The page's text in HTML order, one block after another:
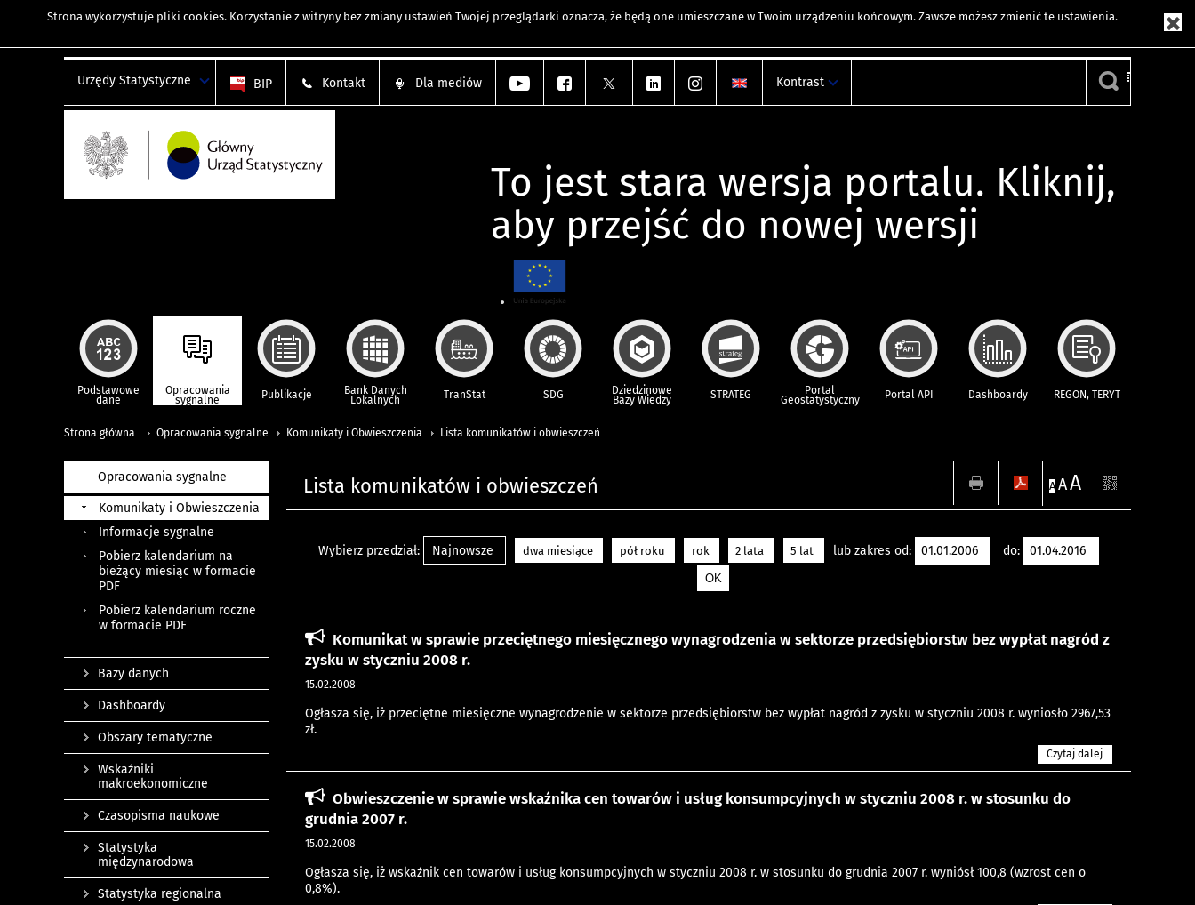
Strona wykorzystuje pliki cookies. Korzystanie z witryny bez zmiany ustawień Twojej przeglądarki oznacza, że będą one umieszczane w Twoim urządzeniu końcowym. Zawsze możesz zmienić te ustawienia.
Urzędy Statystyczne BIP Kontakt Dla mediów Kontrast
To jest stara wersja portalu. Kliknij,
aby przejść do nowej wersji
Podstawowe
dane
Opracowania
sygnalne Publikacje Bank Danych
Lokalnych TranStat SDG Dziedzinowe
Bazy Wiedzy STRATEG Portal
Geostatystyczny Portal API Dashboardy REGON, TERYT
Strona główna Opracowania sygnalne Komunikaty i Obwieszczenia Lista komunikatów i obwieszczeń
Lista komunikatów i obwieszczeń A AA
Wybierz przedział: Najnowsze dwa miesiące pół roku rok 2 lata 5 lat lub zakres od: do:
Komunikat w sprawie przeciętnego miesięcznego wynagrodzenia w sektorze przedsiębiorstw bez wypłat nagród z
zysku w styczniu 2008 r.
15.02.2008
Ogłasza się, iż przeciętne miesięczne wynagrodzenie w sektorze przedsiębiorstw bez wypłat nagród z zysku w styczniu 2008 r. wyniosło 2967,53
zł.
Czytaj dalej
Obwieszczenie w sprawie wskaźnika cen towarów i usług konsumpcyjnych w styczniu 2008 r. w stosunku do
grudnia 2007 r.
15.02.2008
Ogłasza się, iż wskaźnik cen towarów i usług konsumpcyjnych w styczniu 2008 r. w stosunku do grudnia 2007 r. wyniósł 100,8 (wzrost cen o
0,8%).
Opracowania sygnalne
Komunikaty i Obwieszczenia
Informacje sygnalne
Pobierz kalendarium na
bieżący miesiąc w formacie
PDF
Pobierz kalendarium roczne
w formacie PDF
Bazy danych
Dashboardy
Obszary tematyczne
Wskaźniki
makroekonomiczne
Czasopisma naukowe
Statystyka
międzynarodowa
Statystyka regionalna